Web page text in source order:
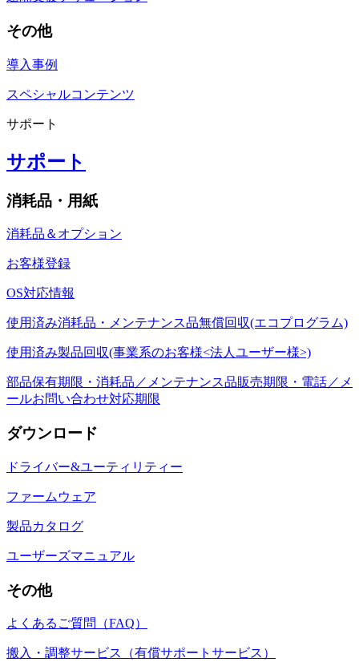
その他
導入事例
スペシャルコンテンツ
サポート
サポート
消耗品・用紙
消耗品＆オプション
お客様登録
OS対応情報
使用済み消耗品・メンテナンス品無償回収(エコプログラム)
使用済み製品回収(事業系のお客様<法人ユーザー様>)
部品保有期限・消耗品／メンテナンス品販売期限・電話／メ
ールお問い合わせ対応期限
ダウンロード
ドライバー&ユーティリティー
ファームウェア
製品カタログ
ユーザーズマニュアル
その他
よくあるご質問（FAQ）
搬入・調整サービス（有償サポートサービス）